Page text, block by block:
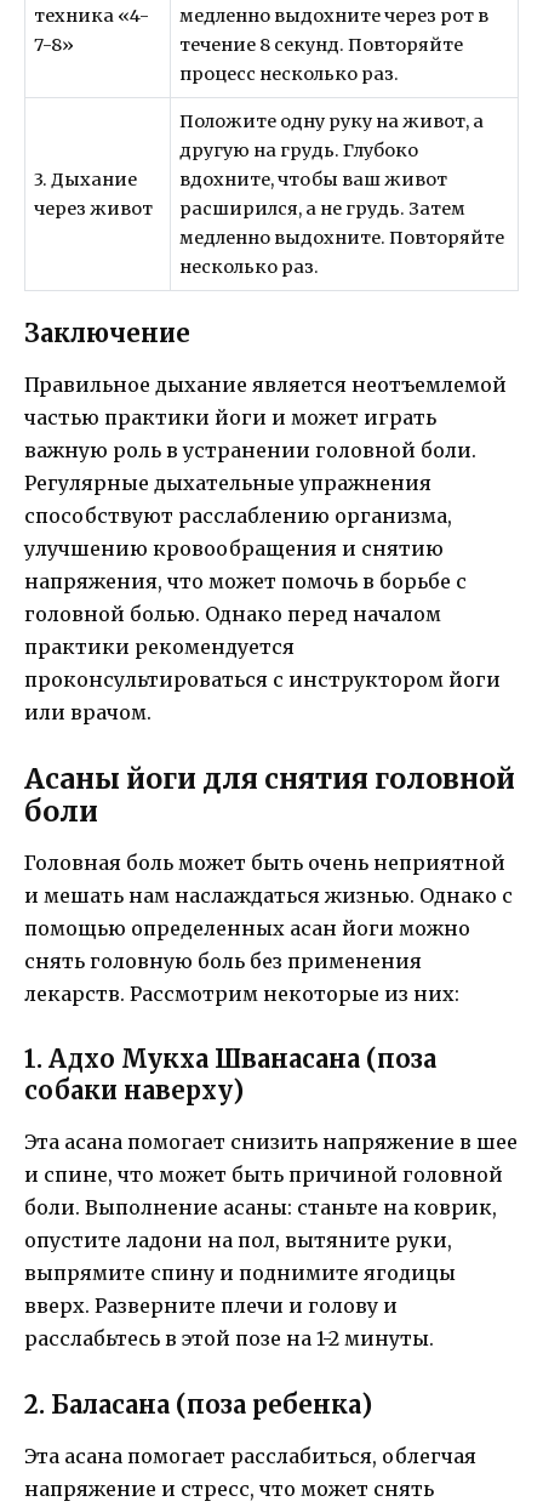
техника «4-
7-8»
медленно выдохните через рот в
течение 8 секунд. Повторяйте
процесс несколько раз.
3. Дыхание
через живот
Положите одну руку на живот, а
другую на грудь. Глубоко
вдохните, чтобы ваш живот
расширился, а не грудь. Затем
медленно выдохните. Повторяйте
несколько раз.
Заключение
Правильное дыхание является неотъемлемой
частью практики йоги и может играть
важную роль в устранении головной боли.
Регулярные дыхательные упражнения
способствуют расслаблению организма,
улучшению кровообращения и снятию
напряжения, что может помочь в борьбе с
головной болью. Однако перед началом
практики рекомендуется
проконсультироваться с инструктором йоги
или врачом.
Асаны йоги для снятия головной
боли
Головная боль может быть очень неприятной
и мешать нам наслаждаться жизнью. Однако с
помощью определенных асан йоги можно
снять головную боль без применения
лекарств. Рассмотрим некоторые из них:
1. Адхо Мукха Шванасана (поза
собаки наверху)
Эта асана помогает снизить напряжение в шее
и спине, что может быть причиной головной
боли. Выполнение асаны: станьте на коврик,
опустите ладони на пол, вытяните руки,
выпрямите спину и поднимите ягодицы
вверх. Разверните плечи и голову и
расслабьтесь в этой позе на 1-2 минуты.
2. Баласана (поза ребенка)
Эта асана помогает расслабиться, облегчая
напряжение и стресс, что может снять